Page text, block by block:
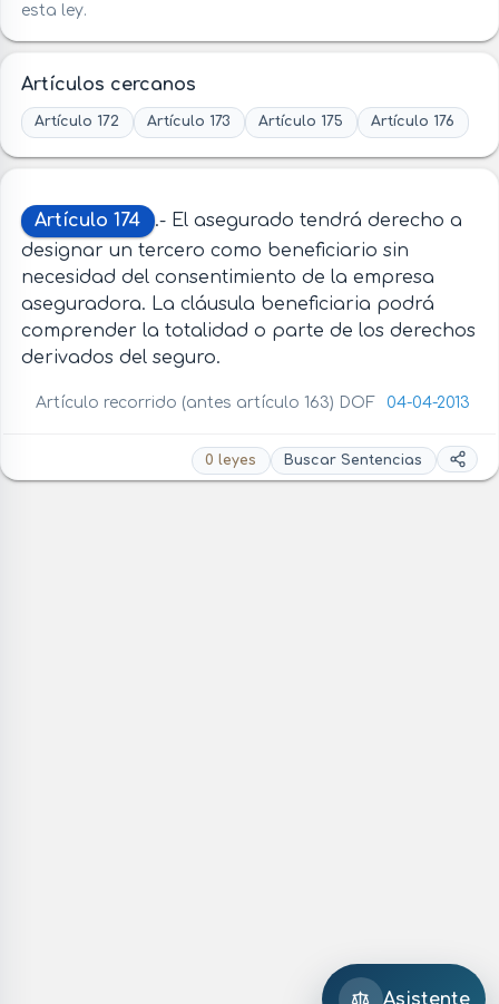
esta ley.
Artículos cercanos
Artículo 172 Artículo 173 Artículo 175 Artículo 176
Artículo 174
.- El asegurado tendrá derecho a
designar un tercero como beneficiario sin
necesidad del consentimiento de la empresa
aseguradora. La cláusula beneficiaria podrá
comprender la totalidad o parte de los derechos
derivados del seguro.
Artículo recorrido (antes artículo 163) DOF 04-04-2013
0 leyes Buscar Sentencias
Asistente